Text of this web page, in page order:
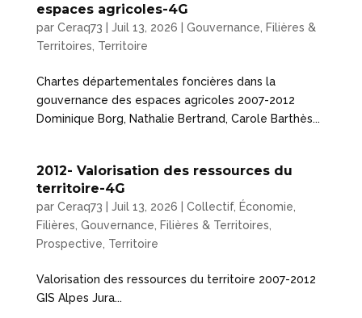
espaces agricoles-4G
par Ceraq73 Juil 13, 2026
Gouvernance, Filières &
Territoires Territoire
Chartes départementales foncières dans la
gouvernance des espaces agricoles 2007-2012
Dominique Borg, Nathalie Bertrand, Carole Barthès...
2012- Valorisation des ressources du
territoire-4G
par Ceraq73 Juil 13, 2026 Collectif, Économie
Filières Gouvernance, Filières & Territoires
Prospective Territoire
Valorisation des ressources du territoire 2007-2012
GIS Alpes Jura...